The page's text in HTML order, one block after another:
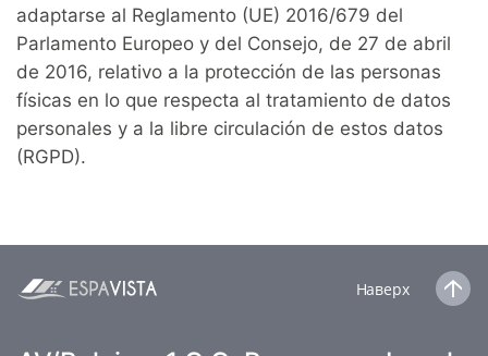
adaptarse al Reglamento (UE) 2016/679 del
Parlamento Europeo y del Consejo, de 27 de abril
de 2016, relativo a la protección de las personas
físicas en lo que respecta al tratamiento de datos
personales y a la libre circulación de estos datos
(RGPD).
Наверх